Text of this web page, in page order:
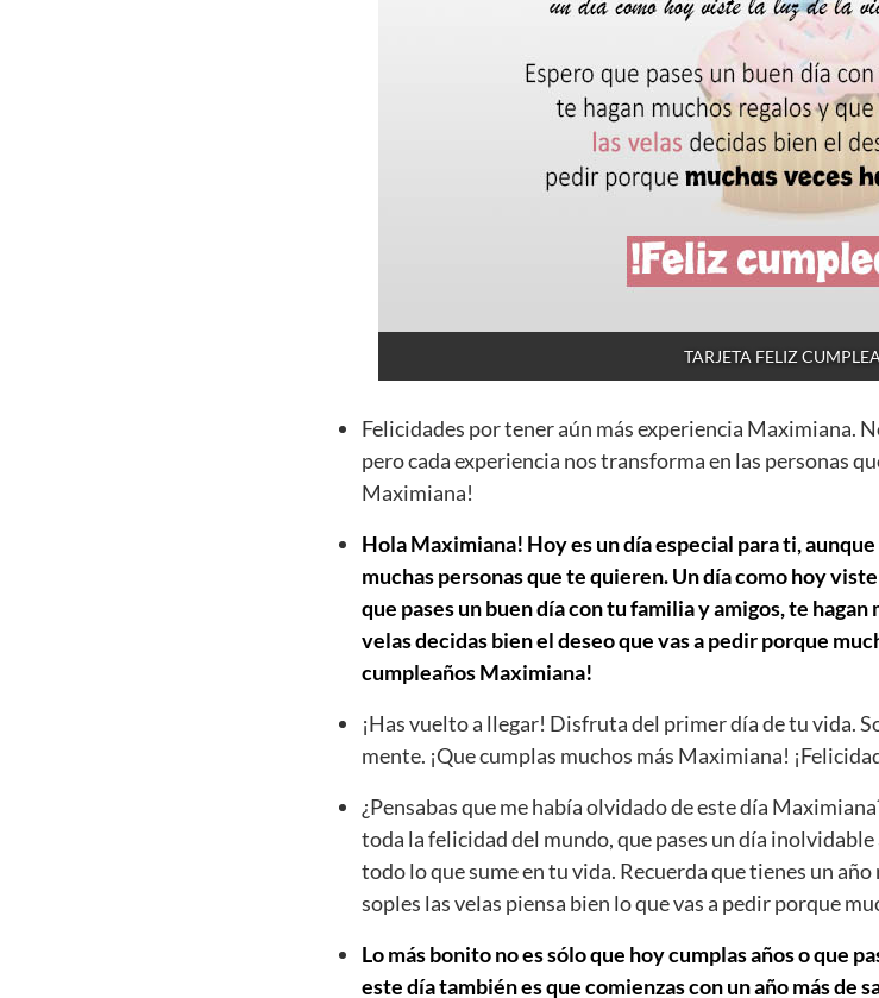
TARJETA FELIZ
Felicidades por tener aún más experiencia Maximiana.
pero cada experiencia nos transforma en las personas
Maximiana!
Hola Maximiana! Hoy es un día especial para ti,
muchas personas que te quieren. Un día como hoy
que pases un buen día con tu familia y amigos, te
velas decidas bien el deseo que vas a pedir porque
cumpleaños Maximiana!
¡Has vuelto a llegar! Disfruta del primer día de tu vida.
mente. ¡Que cumplas muchos más Maximiana!
¿Pensabas que me había olvidado de este día
toda la felicidad del mundo, que pases un día
todo lo que sume en tu vida. Recuerda que tienes un
soples las velas piensa bien lo que vas a pedir porque
Lo más bonito no es sólo que hoy cumplas años o que
este día también es que comienzas con un año más de